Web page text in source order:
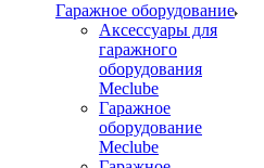
Гаражное оборудование
Аксессуары для
гаражного
оборудования
Meclube
Гаражное
оборудование
Meclube